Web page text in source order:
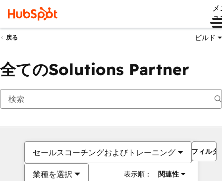
ュ
戻る ビルド
全てのSolutions Partner
セールスコーチングおよびトレーニング
業種を選択 表示順： 関連性
フィルタ